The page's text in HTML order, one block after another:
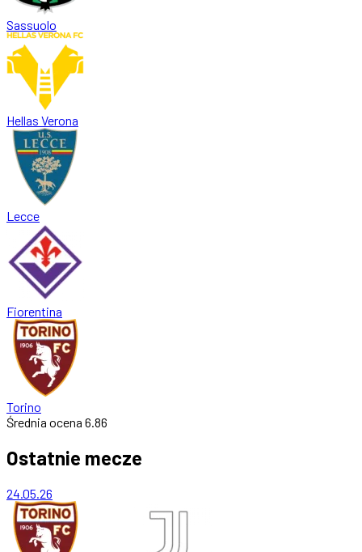
Sassuolo
Hellas Verona
Lecce
Fiorentina
Torino
Średnia ocena 6.86
Ostatnie mecze
24.05.26